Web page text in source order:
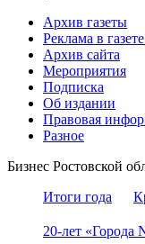
Архив газеты
Реклама в
Архив сайта
Мероприятия
Подписка
Об издании
Правовая
Разное
Бизнес Ростовской
Итоги года
20-лет «Города